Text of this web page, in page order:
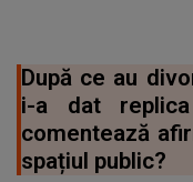
După ce au
i-a dat
comentează
spațiul public?